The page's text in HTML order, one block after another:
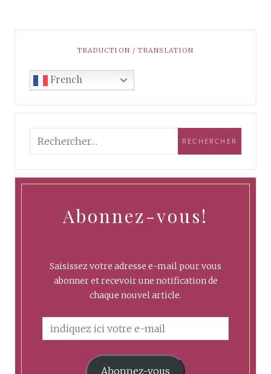
TRADUCTION / TRANSLATION
French
Abonnez-vous!
Saisissez votre adresse e-mail pour vous
abonner et recevoir une notification de
chaque nouvel article.
Abonnez-vous